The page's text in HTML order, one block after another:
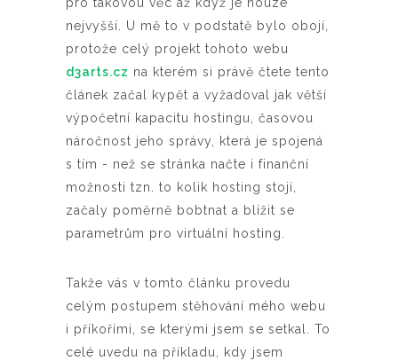
pro takovou věc až když je nouze
nejvyšší. U mě to v podstatě bylo obojí,
protože celý projekt tohoto webu
d3arts.cz na kterém si právě čtete tento
článek začal kypět a vyžadoval jak větší
výpočetní kapacitu hostingu, časovou
náročnost jeho správy, která je spojená
s tím - než se stránka načte i finanční
možnosti tzn. to kolik hosting stojí,
začaly poměrně bobtnat a blížit se
parametrům pro virtuální hosting.
Takže vás v tomto článku provedu
celým postupem stěhování mého webu
i příkořími, se kterými jsem se setkal. To
celé uvedu na příkladu, kdy jsem